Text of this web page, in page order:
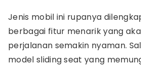
Jenis mobil ini rupanya
berbagai fitur menarik yang
perjalanan semakin nyaman.
model sliding seat yang